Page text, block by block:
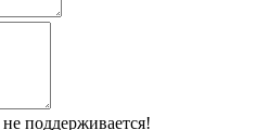
поддерживается!